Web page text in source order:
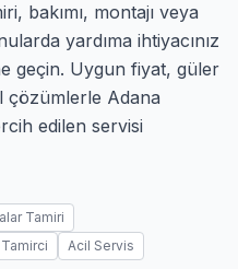
bakımı, montajı veya
yardıma ihtiyacınız
geçin. Uygun fiyat, güler
Adana
edilen servisi
Tamiri
Tamirci Acil Servis